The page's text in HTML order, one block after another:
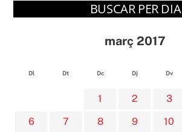
BUSCAR PER DIA
març 2017
Dl Dt Dc Dj Dv
1 2 3
6
7 8 9 10